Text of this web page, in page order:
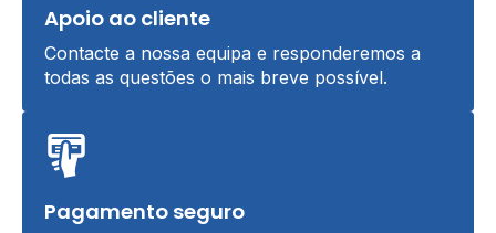
Apoio ao cliente
Contacte a nossa equipa e responderemos a
todas as questões o mais breve possível.
Pagamento seguro